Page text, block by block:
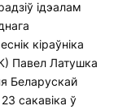
ідэалам
кіраўніка
Павел Латушка
Беларускай
сакавіка ў